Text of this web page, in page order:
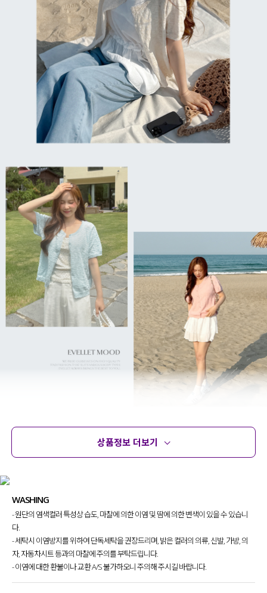
상품정보 더보기
WASHING
- 원단의 염색컬러 특성상 습도, 마찰에 의한 이염 및 땀에 의한 변색이 있을 수 있습니
다.
- 세탁시 이염방지를 위하여 단독세탁을 권장드리며, 밝은 컬러의 의류, 신발, 가방, 의
자, 자동차시트 등과의 마찰에 주의를 부탁드립니다.
- 이염에 대한 환불이나 교환 A/S 불가하오니 주의해 주시길 바랍니다.